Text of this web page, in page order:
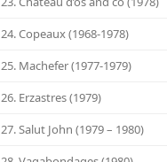
24. Copeaux (1968-1978)
25. Machefer (1977-1979)
26. Erzastres (1979)
27. Salut John (1979 – 1980)